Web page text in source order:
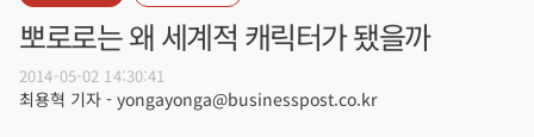
뽀로로는 왜 세계적 캐릭터가 됐을까
2014-05-02 14:30:41
최용혁 기자 - yongayonga@businesspost.co.kr